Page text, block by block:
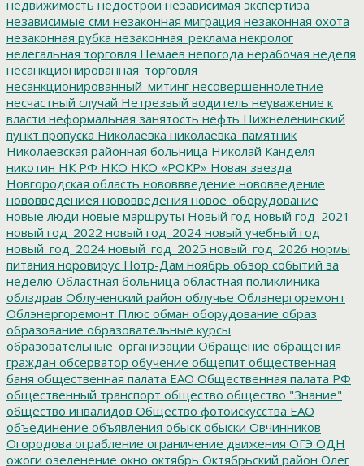
недвижимость недострои независимая экспертиза
независимые сми незаконная миграция незаконная охота
незаконная рубка незаконная_реклама некролог
нелегальная торговля Немаев непогода нерабочая неделя
несанкционированная_торговля
несанкционированный_митинг несовершеннолетние
несчастный случай Нетрезвый водитель неуважение к
власти неформальная занятость нефть Нижнеленинский
пункт пропуска Николаевка николаевка_памятник
Николаевская районная больница Николай Канделя
никотин НК РФ НКО НКО «РОКР» Новая звезда
Новгородская область нововвведение нововведение
нововведениея нововведения новое_оборудование
новые люди новые маршруты Новый год новый год_2021
новый год_2022 новый год_2024 новый учебный год
новый_год_2024 новый_год_2025 новый_год_2026 нормы
питания норовирус Нотр-Дам ноябрь обзор событий за
неделю Областная больница областная поликлиника
облздрав Облученский район облучье Облэнергоремонт
Облэнергоремонт Плюс обман оборудование образ
образование образовательные курсы
образовательные_организации Обращение обращения
граждан обсерватор обучение общепит общественная
баня общественная палата ЕАО Общественная палата РФ
общественный транспорт общество общество "Знание"
общество инвалидов Общество фотоискусства ЕАО
объединение объявления обыск обыски Овчинников
Огородова ограбление ограничение движения ОГЭ ОДН
ожоги озеленение окно октябрь Октябрьский район Олег